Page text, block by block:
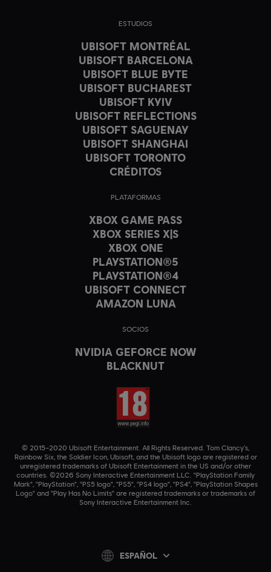
ESTUDIOS
UBISOFT MONTRÉAL
UBISOFT BARCELONA
UBISOFT BLUE BYTE
UBISOFT BUCHAREST
UBISOFT KYIV
UBISOFT REFLECTIONS
UBISOFT SAGUENAY
UBISOFT SHANGHAI
UBISOFT TORONTO
CRÉDITOS
PLATAFORMAS
XBOX GAME PASS
XBOX SERIES X|S
XBOX ONE
PLAYSTATION®5
PLAYSTATION®4
UBISOFT CONNECT
AMAZON LUNA
SOCIOS
NVIDIA GEFORCE NOW
BLACKNUT
© 2015–2020 Ubisoft Entertainment. All Rights Reserved. Tom Clancy’s,
Rainbow Six, the Soldier Icon, Ubisoft, and the Ubisoft logo are registered or
unregistered trademarks of Ubisoft Entertainment in the US and/or other
countries. ©2026 Sony Interactive Entertainment LLC. "PlayStation Family
Mark", "PlayStation", "PS5 logo", "PS5", "PS4 logo", "PS4", "PlayStation Shapes
Logo" and "Play Has No Limits" are registered trademarks or trademarks of
Sony Interactive Entertainment Inc.
ESPAÑOL